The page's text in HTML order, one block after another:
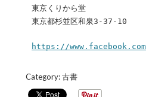
東京くりから堂
東京都杉並区和泉3-37-10
https://
Category:古書